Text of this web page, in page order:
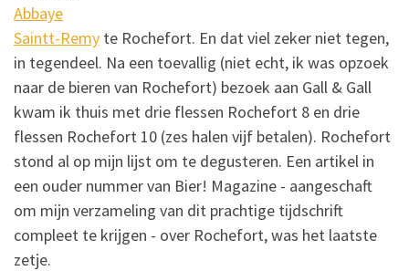
Abbaye
Saintt-Remy te Rochefort. En dat viel zeker niet tegen,
in tegendeel. Na een toevallig (niet echt, ik was opzoek
naar de bieren van Rochefort) bezoek aan Gall & Gall
kwam ik thuis met drie flessen Rochefort 8 en drie
flessen Rochefort 10 (zes halen vijf betalen). Rochefort
stond al op mijn lijst om te degusteren. Een artikel in
een ouder nummer van Bier! Magazine - aangeschaft
om mijn verzameling van dit prachtige tijdschrift
compleet te krijgen - over Rochefort, was het laatste
zetje.